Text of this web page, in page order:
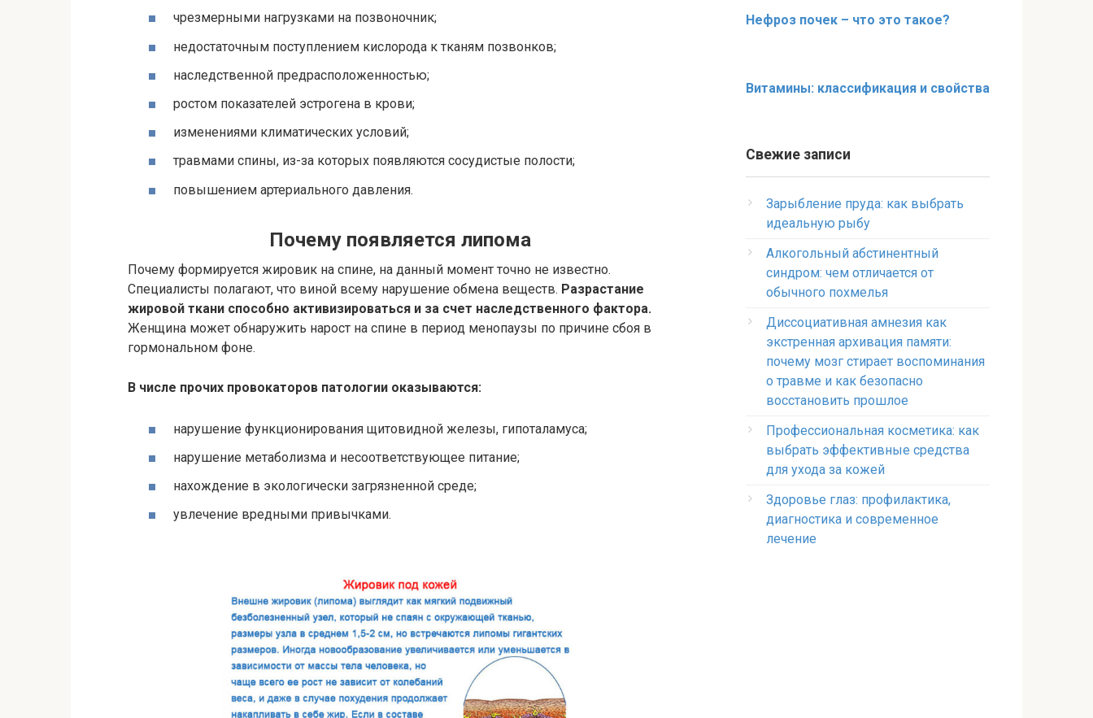
чрезмерными нагрузками на позвоночник;
недостаточным поступлением кислорода к тканям позвонков;
наследственной предрасположенностью;
ростом показателей эстрогена в крови;
изменениями климатических условий;
травмами спины, из-за которых появляются сосудистые полости;
повышением артериального давления.
Почему появляется липома
Почему формируется жировик на спине, на данный момент точно не известно.
Специалисты полагают, что виной всему нарушение обмена веществ. Разрастание
жировой ткани способно активизироваться и за счет наследственного фактора.
Женщина может обнаружить нарост на спине в период менопаузы по причине сбоя в
гормональном фоне.
В числе прочих провокаторов патологии оказываются:
нарушение функционирования щитовидной железы, гипоталамуса;
нарушение метаболизма и несоответствующее питание;
нахождение в экологически загрязненной среде;
увлечение вредными привычками.
Нефроз почек – что это такое?
Витамины: классификация и свойства
Свежие записи
Зарыбление пруда: как выбрать
идеальную рыбу
Алкогольный абстинентный
синдром: чем отличается от
обычного похмелья
Диссоциативная амнезия как
экстренная архивация памяти:
почему мозг стирает воспоминания
о травме и как безопасно
восстановить прошлое
Профессиональная косметика: как
выбрать эффективные средства
для ухода за кожей
Здоровье глаз: профилактика,
диагностика и современное
лечение